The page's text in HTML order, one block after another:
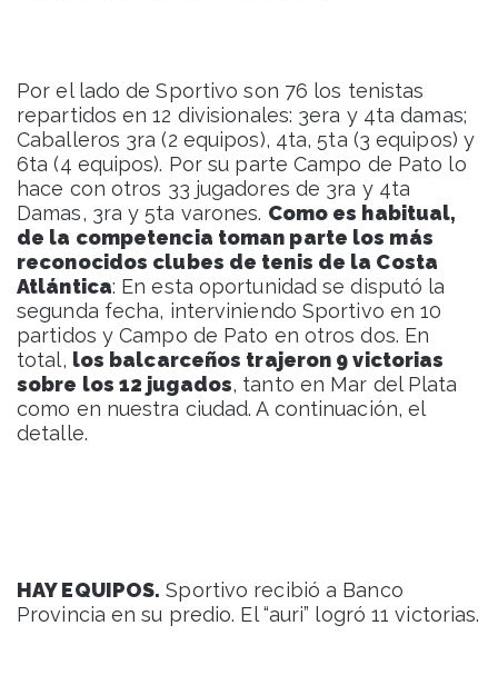
Por el lado de Sportivo son 76 los tenistas
repartidos en 12 divisionales: 3era y 4ta damas;
Caballeros 3ra (2 equipos), 4ta, 5ta (3 equipos) y
6ta (4 equipos). Por su parte Campo de Pato lo
hace con otros 33 jugadores de 3ra y 4ta
Damas, 3ra y 5ta varones. Como es habitual,
de la competencia toman parte los más
reconocidos clubes de tenis de la Costa
Atlántica: En esta oportunidad se disputó la
segunda fecha, interviniendo Sportivo en 10
partidos y Campo de Pato en otros dos. En
total, los balcarceños trajeron 9 victorias
sobre los 12 jugados, tanto en Mar del Plata
como en nuestra ciudad. A continuación, el
detalle.
HAY EQUIPOS. Sportivo recibió a Banco
Provincia en su predio. El “auri” logró 11 victorias.